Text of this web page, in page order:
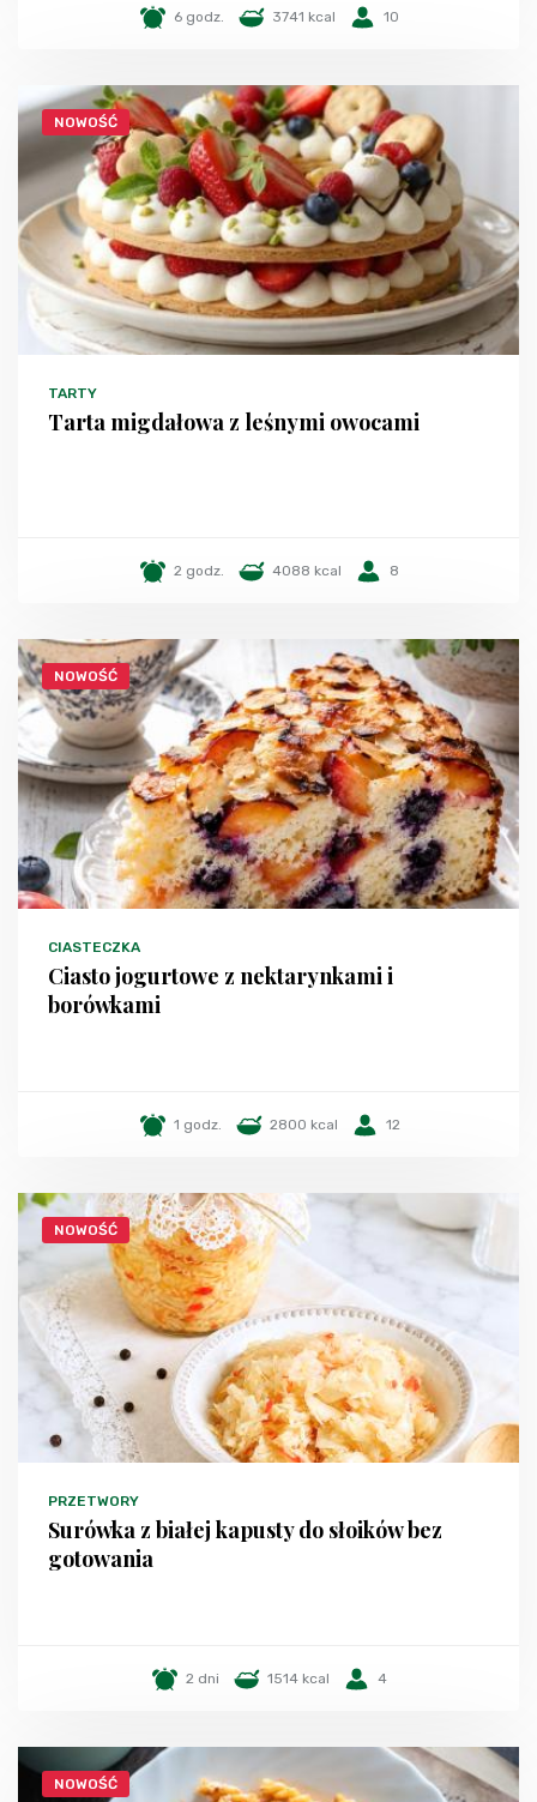
6 godz. 3741 kcal 10
NOWOŚĆ
TARTY
Tarta migdałowa z leśnymi owocami
2 godz. 4088 kcal 8
NOWOŚĆ
CIASTECZKA
Ciasto jogurtowe z nektarynkami i
borówkami
1 godz. 2800 kcal 12
NOWOŚĆ
PRZETWORY
Surówka z białej kapusty do słoików bez
gotowania
2 dni 1514 kcal 4
NOWOŚĆ